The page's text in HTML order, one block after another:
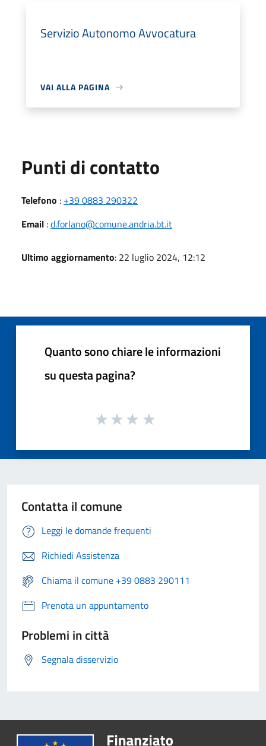
Servizio Autonomo Avvocatura
VAI ALLA PAGINA
Punti di contatto
Telefono : +39 0883 290322
Email :d.forlano@comune.andria.bt.it
Ultimo aggiornamento: 22 luglio 2024, 12:12
Quanto sono chiare le informazioni
su questa pagina?
Contatta il comune
Leggi le domande frequenti
Richiedi Assistenza
Chiama il comune +39 0883 290111
Prenota un appuntamento
Problemi in città
Segnala disservizio